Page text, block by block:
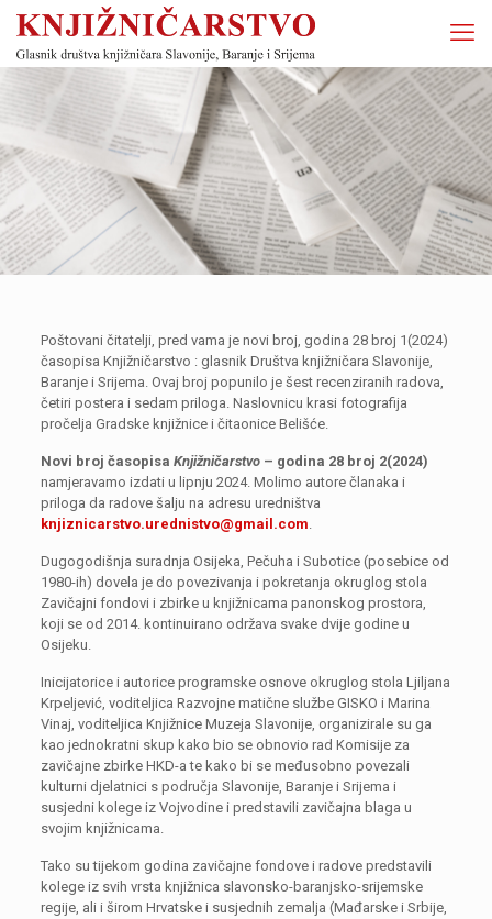
Poštovani čitatelji, pred vama je novi broj, godina 28 broj 1(2024)
časopisa Knjižničarstvo : glasnik Društva knjižničara Slavonije,
Baranje i Srijema. Ovaj broj popunilo je šest recenziranih radova,
četiri postera i sedam priloga. Naslovnicu krasi fotografija
pročelja Gradske knjižnice i čitaonice Belišće.
Novi broj časopisa Knjižničarstvo– godina 28 broj 2(2024)
namjeravamo izdati u lipnju 2024. Molimo autore članaka i
priloga da radove šalju na adresu uredništva
knjiznicarstvo.urednistvo@gmail.com.
Dugogodišnja suradnja Osijeka, Pečuha i Subotice (posebice od
1980-ih) dovela je do povezivanja i pokretanja okruglog stola
Zavičajni fondovi i zbirke u knjižnicama panonskog prostora,
koji se od 2014. kontinuirano održava svake dvije godine u
Osijeku.
Inicijatorice i autorice programske osnove okruglog stola Ljiljana
Krpeljević, voditeljica Razvojne matične službe GISKO i Marina
Vinaj, voditeljica Knjižnice Muzeja Slavonije, organizirale su ga
kao jednokratni skup kako bio se obnovio rad Komisije za
zavičajne zbirke HKD-a te kako bi se međusobno povezali
kulturni djelatnici s područja Slavonije, Baranje i Srijema i
susjedni kolege iz Vojvodine i predstavili zavičajna blaga u
svojim knjižnicama.
Tako su tijekom godina zavičajne fondove i radove predstavili
kolege iz svih vrsta knjižnica slavonsko-baranjsko-srijemske
regije, ali i širom Hrvatske i susjednih zemalja (Mađarske i Srbije,